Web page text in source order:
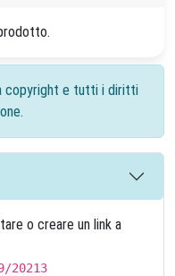
copyright e tutti i diritti
o creare un link a
20213